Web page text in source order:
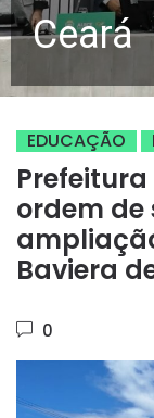
Ceará
EDUCAÇÃO
ordem de
Baviera
0